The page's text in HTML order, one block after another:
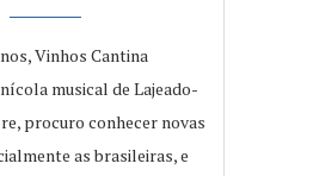
Vinhos Cantina
musical de Lajeado-
procuro conhecer novas
as brasileiras, e